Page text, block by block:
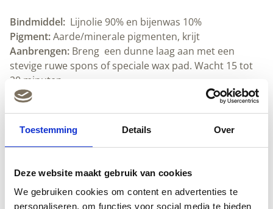
Toestemming Details Over
Deze website maakt gebruik van cookies
We gebruiken cookies om content en advertenties te
personaliseren, om functies voor social media te bieden
Bindmiddel: Lijnolie 90% en bijenwas 10%
Pigment:Aarde/minerale pigmenten, krijt
Aanbrengen: Breng een dunne laag aan met een
stevige ruwe spons of speciale wax pad. Wacht 15 tot
20 minuten.
Wrijf het oppervlak uit met een doek tot het niet meer
Dekking:
30-40m² per liter, afhankelijk van de
Droogtijd:
Ongeveer een tot twee dagen. Goed